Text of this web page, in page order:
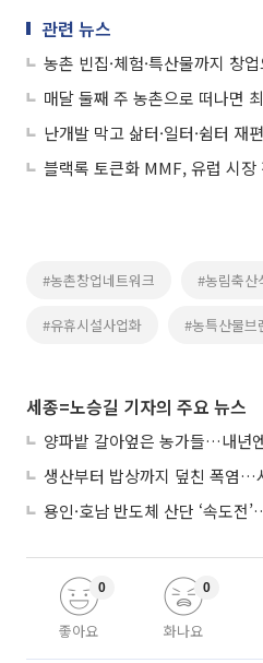
관련 뉴스
블랙록 토큰화 MMF, 유럽 시장
#농촌창업네트워크 #농림축산
#유휴시설사업화 #농특산물브
세종=노승길 기자의 주요 뉴스
양파밭 갈아엎은 농가들…내년
좋아요
0
화나요
0